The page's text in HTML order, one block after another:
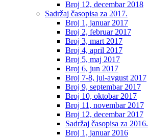
Broj 12, decembar 2018
Sadržaj časopisa za 2017.
Broj 1, januar 2017
Broj 2, februar 2017
Broj 3, mart 2017
Broj 4, april 2017
Broj 5, maj 2017
Broj 6, jun 2017
Broj 7-8, jul-avgust 2017
Broj 9, septembar 2017
Broj 10, oktobar 2017
Broj 11, novembar 2017
Broj 12, decembar 2017
Sadržaj časopisa za 2016.
Broj 1, januar 2016